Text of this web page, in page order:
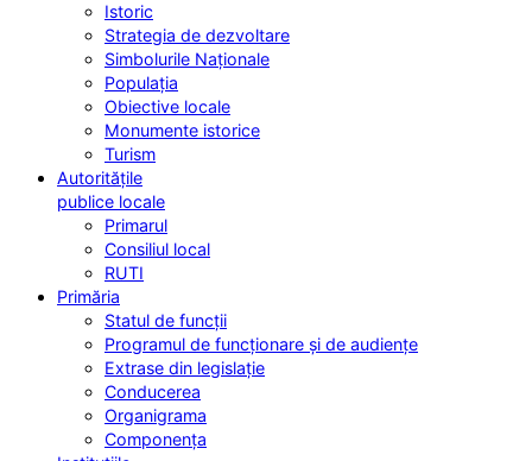
Istoric
Strategia de dezvoltare
Simbolurile Naționale
Populația
Obiective locale
Monumente istorice
Turism
Autoritățile
publice locale
Primarul
Consiliul local
RUTI
Primăria
Statul de funcții
Programul de funcționare și de audiențe
Extrase din legislație
Conducerea
Organigrama
Componența